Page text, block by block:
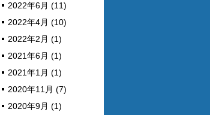
2022年6月 (11)
2022年4月 (10)
2022年2月 (1)
2021年6月 (1)
2021年1月 (1)
2020年11月 (7)
2020年9月 (1)